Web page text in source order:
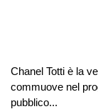
Chanel Totti è la
commuove nel
pubblico...